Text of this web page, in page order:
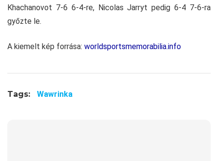
Khachanovot 7-6 6-4-re, Nicolas Jarryt pedig 6-4 7-6-ra
győzte le.
A kiemelt kép forrása: worldsportsmemorabilia.info
Tags: Wawrinka